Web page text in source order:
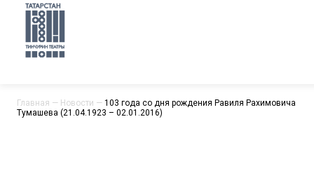
Главная — Новости — 103 года со дня рождения Равиля Рахимовича
Тумашева (21.04.1923 – 02.01.2016)